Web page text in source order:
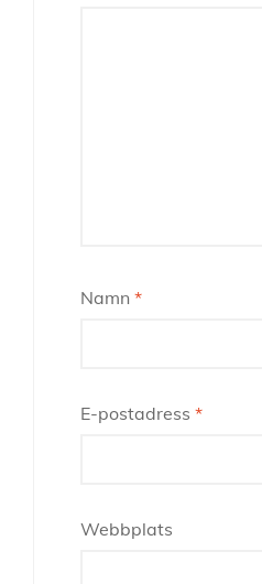
Namn *
E-postadress *
Webbplats